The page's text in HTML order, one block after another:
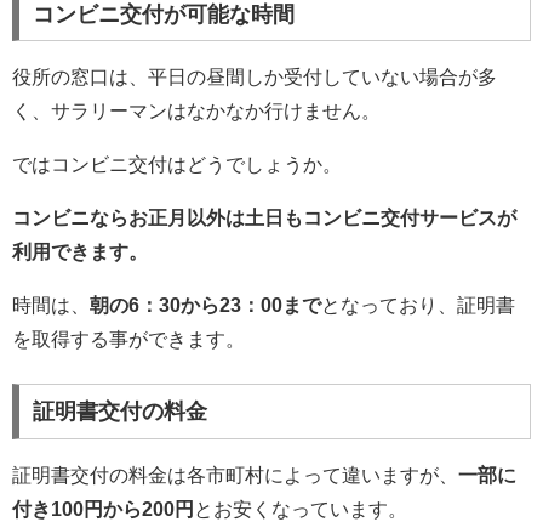
コンビニ交付が可能な時間
役所の窓口は、平日の昼間しか受付していない場合が多
く、サラリーマンはなかなか行けません。
ではコンビニ交付はどうでしょうか。
コンビニならお正月以外は土日もコンビニ交付サービスが
利用できます。
時間は、 朝の6：30から23：00までとなっており、証明書
を取得する事ができます。
証明書交付の料金
証明書交付の料金は各市町村によって違いますが、 一部に
付き100円から200円 とお安くなっています。